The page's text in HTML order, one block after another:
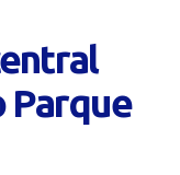
Parque